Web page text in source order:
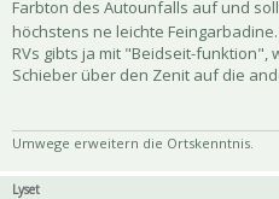
Farbton des Autounfalls auf und
höchstens ne leichte Feingarbadine.
RVs gibts ja mit "Beidseit-funktion",
Schieber über den Zenit auf die
Umwege erweitern die Ortskenntnis.
Lyset